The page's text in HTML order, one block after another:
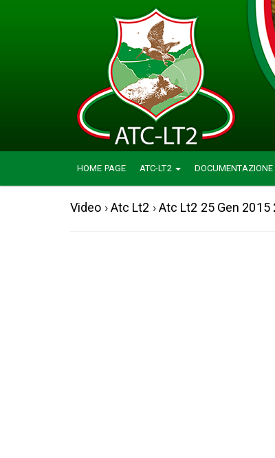
HOME PAGE ATC-LT2 DOCUMENTAZIONE
Video ›Atc Lt2 ›Atc Lt2 25 Gen